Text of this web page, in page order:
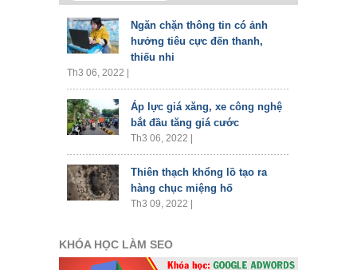
Ngăn chặn thông tin có ảnh
hưởng tiêu cực đến thanh,
thiếu nhi
Th3 06, 2022 |
Áp lực giá xăng, xe công nghệ
bắt đầu tăng giá cước
Th3 06, 2022 |
Thiên thạch khổng lồ tạo ra
hàng chục miệng hố
Th3 09, 2022 |
KHÓA HỌC LÀM SEO